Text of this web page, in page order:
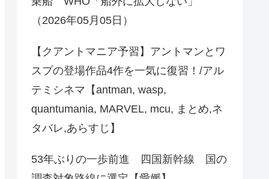
（2026年05月05日）
【クアントマニア予習】アントマンとワ
スプの登場作品4作を一気に復習！/アル
テミシネマ【antman, wasp,
quantumania, MARVEL, mcu, まとめ,ネ
タバレ,あらすじ】
53年ぶりの一歩前進 四国新幹線 国の